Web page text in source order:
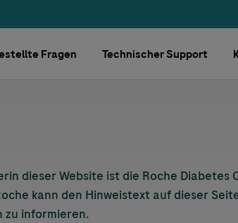
Fragen Technischer Support
dieser Website ist die Roche Diabetes
kann den Hinweistext auf dieser
zu informieren.